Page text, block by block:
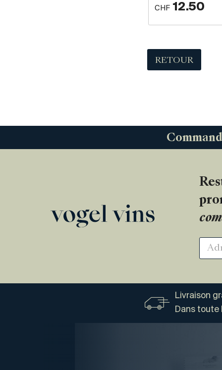
CHF 12.50
RETOUR
Livraison
Dans toute